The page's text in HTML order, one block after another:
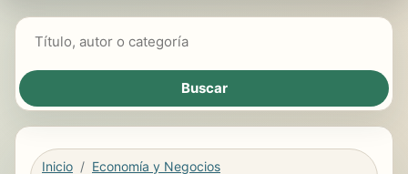
Inicio
Economía y Negocios